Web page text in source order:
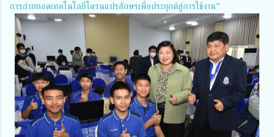
การถ่ายทอดเทคโนโลยีโดรนแปรอักษรเพื่อประยุกต์สู่การใช้งาน”